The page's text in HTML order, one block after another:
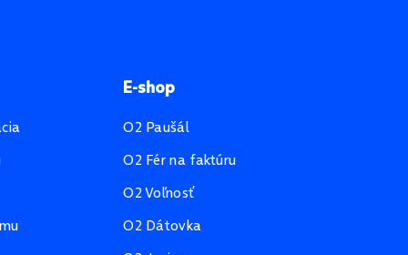
E-shop
O2 Paušál
O2 Fér na faktúru
O2 Voľnosť
O2 Dátovka